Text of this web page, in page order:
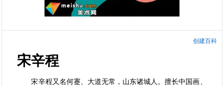
创建百科
宋辛程
宋辛程又名何蹇、大道无常，山东诸城人。擅长中国画、